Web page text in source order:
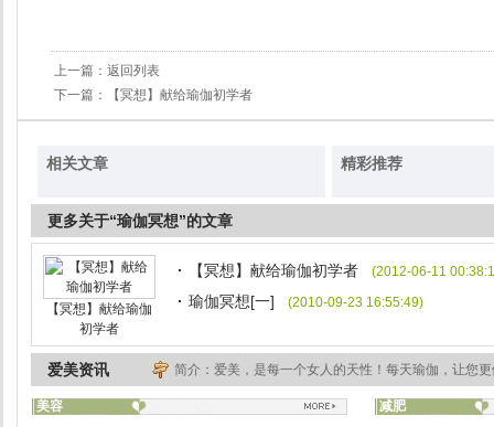
上一篇： 返回列表
下一篇：
【冥想】献给瑜伽初学者
相关文章 精彩推荐
更多关于“瑜伽冥想”的文章
【冥想】献给瑜伽
初学者
【冥想】献给瑜伽初学者 (2012-06-11
瑜伽冥想[一] (2010-09-23 16:55:49)
爱美资讯 简介：爱美，是每一个女人的天性！每天瑜伽，让您
美容 减肥